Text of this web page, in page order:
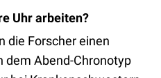
Uhr arbeiten?
die Forscher einen
dem Abend-Chronotyp